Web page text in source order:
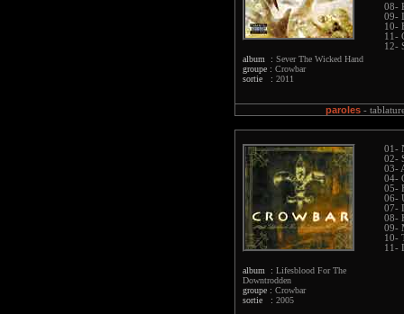
album : Sever The Wicked Hand
groupe : Crowbar
sortie : 2011
08-
09-
10-
11-
12-
paroles-
album : Lifesblood For The
Downtrodden
groupe : Crowbar
sortie : 2005
01-
02-
03-
04-
05-
06-
07-
08-
09-
10-
11-